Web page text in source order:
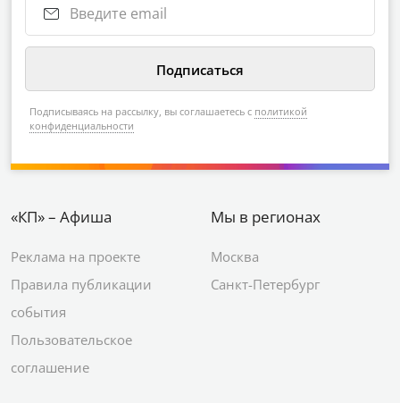
Подписываясь на рассылку, вы соглашаетесь с политикой
конфиденциальности
«КП» – Афиша
Реклама на проекте
Правила публикации
события
Пользовательское
соглашение
Мы в регионах
Москва
Санкт-Петербург